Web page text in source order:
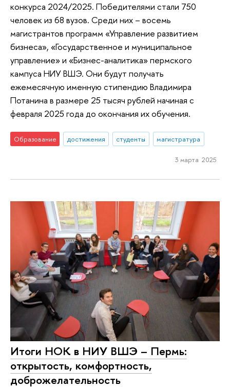
конкурса 2024/2025. Победителями стали 750
человек из 68 вузов. Среди них – восемь
магистрантов программ «Управление развитием
бизнеса», «Государственное и муниципальное
управление» и «Бизнес-аналитика» пермского
кампуса НИУ ВШЭ. Они будут получать
ежемесячную именную стипендию Владимира
Потанина в размере 25 тысяч рублей начиная с
февраля 2025 года до окончания их обучения.
Образование достижения студенты магистратура
3 марта 2025
Итоги НОК в НИУ ВШЭ – Пермь:
открытость, комфортность,
доброжелательность